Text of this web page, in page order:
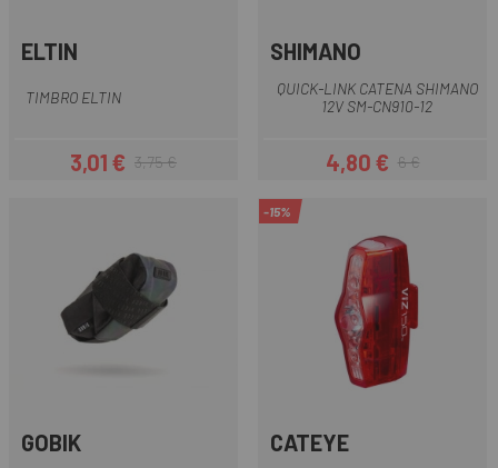
ELTIN
TIMBRO ELTIN
Prezzo
3,01 €Prezzo base
3,75 €
SHIMANO
QUICK-LINK CATENA SHIMANO
12V SM-CN910-12
Prezzo
4,80 €Prezzo base
6 €
GOBIK
-15%
CATEYE